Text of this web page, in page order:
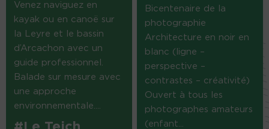
Venez naviguez en
kayak ou en canoë sur
la Leyre et le bassin
d’Arcachon avec un
guide professionnel.
Balade sur mesure avec
une approche
environnementale....
Bicentenaire de la
photographie
Architecture en noir en
blanc (ligne –
perspective –
contrastes – créativité)
Ouvert à tous les
photographes amateurs
(enfant...